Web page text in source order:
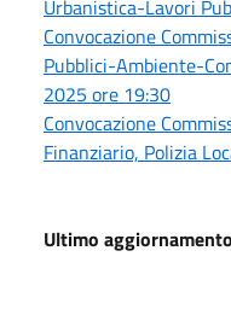
Urbanistica-Lavori
Convocazione
Pubblici-Ambiente-
2025 ore 19:30
Convocazione
Finanziario, Polizia
Ultimo aggiornamento